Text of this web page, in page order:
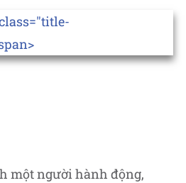
một người hành động,